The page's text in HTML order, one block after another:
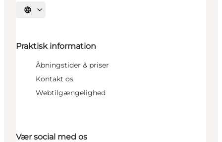
Vælg sprog
Praktisk information
Åbningstider & priser
Kontakt os
Webtilgængelighed
Vær social med os